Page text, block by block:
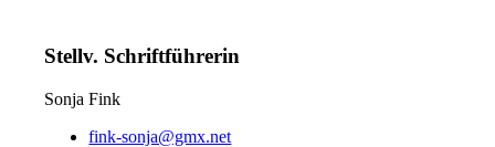
Stellv. Schriftführerin
Sonja Fink
fink-sonja@gmx.net